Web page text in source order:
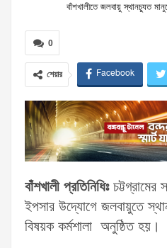
বাঁশখালীতে জলবায়ু স্থানচ্যুত
0
শেয়ার Facebook
বাঁশখালী প্রতিনিধিঃচট্টগ্রামের
ইপসার উদ্যোগে জলবায়ুতে
বিষয়ক কর্মশালা অনুষ্ঠিত হয়।